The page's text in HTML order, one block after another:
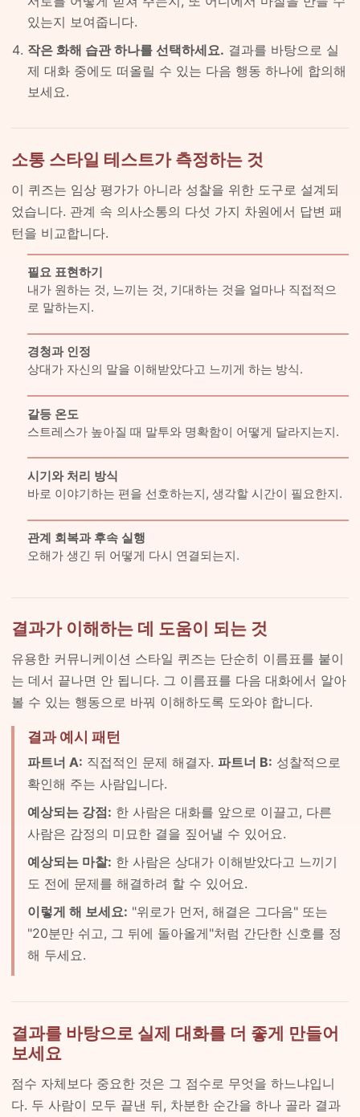
있는지 보여줍니다.
작은 화해 습관 하나를 선택하세요. 결과를 바탕으로 실
제 대화 중에도 떠올릴 수 있는 다음 행동 하나에 합의해
보세요.
소통 스타일 테스트가 측정하는 것
이 퀴즈는 임상 평가가 아니라 성찰을 위한 도구로 설계되
었습니다. 관계 속 의사소통의 다섯 가지 차원에서 답변 패
턴을 비교합니다.
필요 표현하기
내가 원하는 것, 느끼는 것, 기대하는 것을 얼마나 직접적으
로 말하는지.
경청과 인정
상대가 자신의 말을 이해받았다고 느끼게 하는 방식.
갈등 온도
스트레스가 높아질 때 말투와 명확함이 어떻게 달라지는지.
시기와 처리 방식
바로 이야기하는 편을 선호하는지, 생각할 시간이 필요한지.
관계 회복과 후속 실행
오해가 생긴 뒤 어떻게 다시 연결되는지.
결과가 이해하는 데 도움이 되는 것
유용한 커뮤니케이션 스타일 퀴즈는 단순히 이름표를 붙이
는 데서 끝나면 안 됩니다. 그 이름표를 다음 대화에서 알아
볼 수 있는 행동으로 바꿔 이해하도록 도와야 합니다.
결과 예시 패턴
파트너 A: 직접적인 문제 해결자. 파트너 B: 성찰적으로
확인해 주는 사람입니다.
예상되는 강점: 한 사람은 대화를 앞으로 이끌고, 다른
사람은 감정의 미묘한 결을 짚어낼 수 있어요.
예상되는 마찰: 한 사람은 상대가 이해받았다고 느끼기
도 전에 문제를 해결하려 할 수 있어요.
이렇게 해 보세요: "위로가 먼저, 해결은 그다음" 또는
"20분만 쉬고, 그 뒤에 돌아올게"처럼 간단한 신호를 정
해 두세요.
결과를 바탕으로 실제 대화를 더 좋게 만들어
보세요
점수 자체보다 중요한 것은 그 점수로 무엇을 하느냐입니
다. 두 사람이 모두 끝낸 뒤, 차분한 순간을 하나 골라 결과